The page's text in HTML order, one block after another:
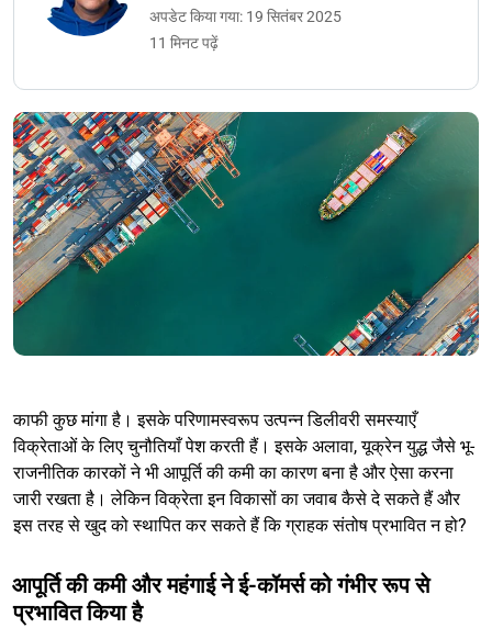
अपडेट किया गया: 19 सितंबर 2025
11 मिनट पढ़ें
काफी कुछ मांगा है। इसके परिणामस्वरूप उत्पन्न डिलीवरी समस्याएँ
विक्रेताओं के लिए चुनौतियाँ पेश करती हैं। इसके अलावा, यूक्रेन युद्ध जैसे भू-
राजनीतिक कारकों ने भी आपूर्ति की कमी का कारण बना है और ऐसा करना
जारी रखता है। लेकिन विक्रेता इन विकासों का जवाब कैसे दे सकते हैं और
इस तरह से खुद को स्थापित कर सकते हैं कि ग्राहक संतोष प्रभावित न हो?
आपूर्ति की कमी और महंगाई ने ई-कॉमर्स को गंभीर रूप से
प्रभावित किया है